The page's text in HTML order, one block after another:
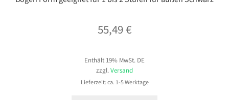
55,49€
Enthält 19% MwSt. DE
zzgl. Versand
Lieferzeit: ca. 1-5 Werktage